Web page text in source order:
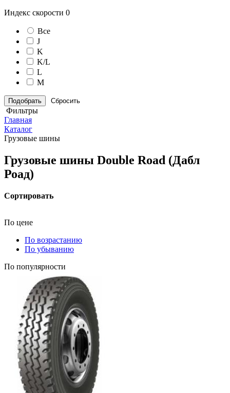
Индекс скорости 0
Все
J
K
K/L
L
M
Сбросить
Фильтры
Главная
Каталог
Грузовые шины
Грузовые шины Double Road (Дабл
Роад)
Сортировать
По цене
По возрастанию
По убыванию
По популярности